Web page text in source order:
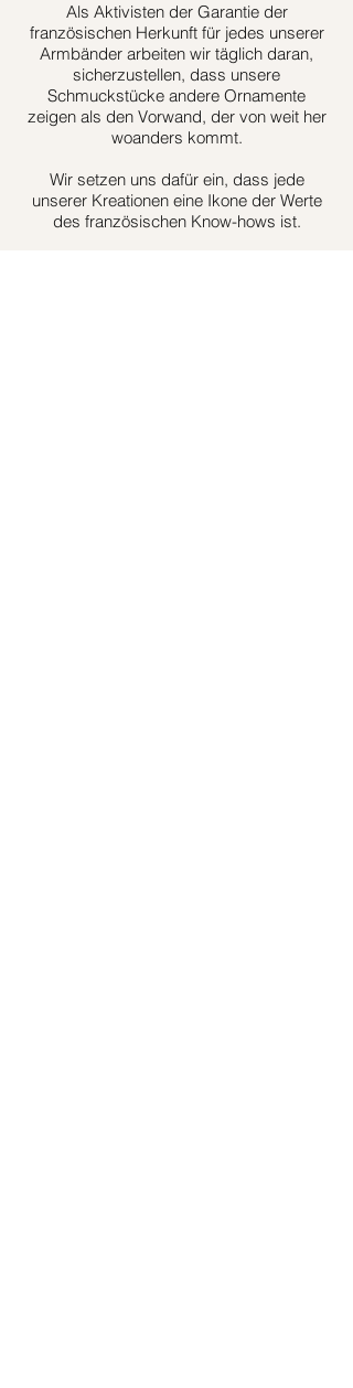
Als Aktivisten der Garantie der
französischen Herkunft für jedes unserer
Armbänder arbeiten wir täglich daran,
sicherzustellen, dass unsere
Schmuckstücke andere Ornamente
zeigen als den Vorwand, der von weit her
woanders kommt.
Wir setzen uns dafür ein, dass jede
unserer Kreationen eine Ikone der Werte
des französischen Know-hows ist.